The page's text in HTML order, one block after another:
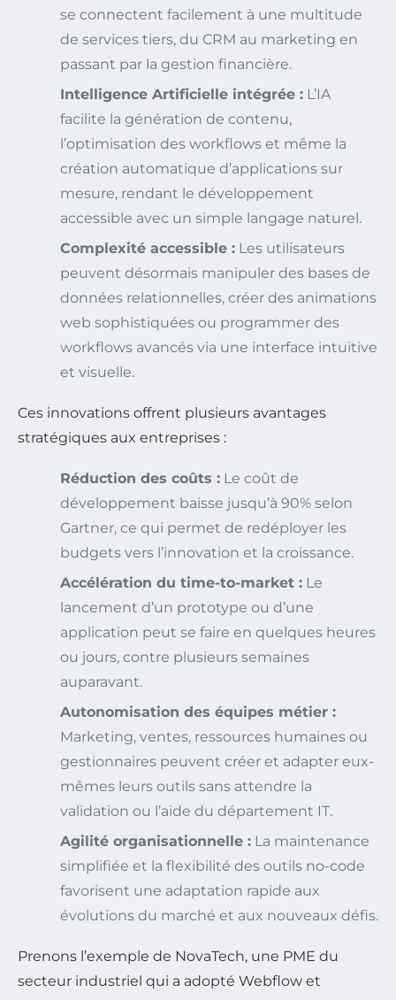
se connectent facilement à une multitude
de services tiers, du CRM au marketing en
passant par la gestion financière.
Intelligence Artificielle intégrée : L’IA
facilite la génération de contenu,
l’optimisation des workflows et même la
création automatique d’applications sur
mesure, rendant le développement
accessible avec un simple langage naturel.
Complexité accessible : Les utilisateurs
peuvent désormais manipuler des bases de
données relationnelles, créer des animations
web sophistiquées ou programmer des
workflows avancés via une interface intuitive
et visuelle.
Ces innovations offrent plusieurs avantages
stratégiques aux entreprises :
Réduction des coûts : Le coût de
développement baisse jusqu’à 90% selon
Gartner, ce qui permet de redéployer les
budgets vers l’innovation et la croissance.
Accélération du time-to-market : Le
lancement d’un prototype ou d’une
application peut se faire en quelques heures
ou jours, contre plusieurs semaines
auparavant.
Autonomisation des équipes métier :
Marketing, ventes, ressources humaines ou
gestionnaires peuvent créer et adapter eux-
mêmes leurs outils sans attendre la
validation ou l’aide du département IT.
Agilité organisationnelle : La maintenance
simplifiée et la flexibilité des outils no-code
favorisent une adaptation rapide aux
évolutions du marché et aux nouveaux défis.
Prenons l’exemple de NovaTech, une PME du
secteur industriel qui a adopté Webflow et